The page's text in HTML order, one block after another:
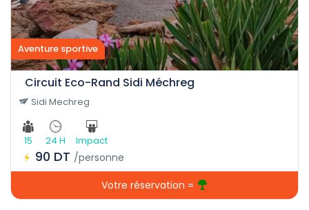
Aventure sportive
Circuit Eco-Rand Sidi Méchreg
Sidi Mechreg
15 24 H Impact
90 DT /personne
Votre réservation =